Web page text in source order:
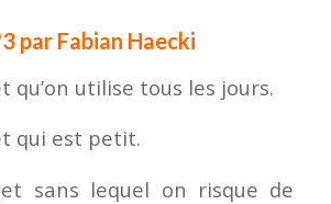
par Fabian Haecki
qu’on utilise tous les jours.
qui est petit.
sans lequel on risque de